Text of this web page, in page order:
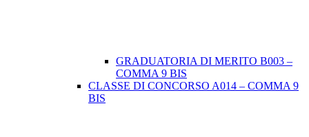
GRADUATORIA DI MERITO B003 –
COMMA 9 BIS
CLASSE DI CONCORSO A014 – COMMA 9
BIS